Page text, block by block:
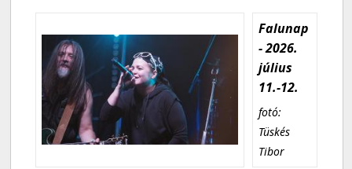
Falunap
- 2026.
július
11.-12.
fotó:
Tüskés
Tibor